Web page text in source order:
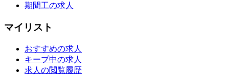
期間工の求人
マイリスト
おすすめの求人
キープ中の求人
求人の閲覧履歴